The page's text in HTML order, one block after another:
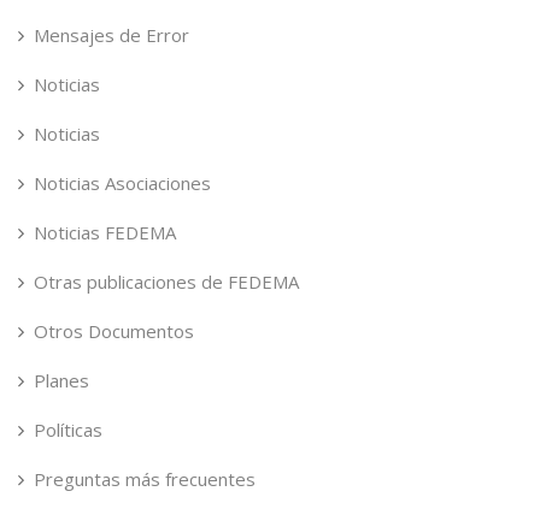
Mensajes de Error
Noticias
Noticias
Noticias Asociaciones
Noticias FEDEMA
Otras publicaciones de FEDEMA
Otros Documentos
Planes
Políticas
Preguntas más frecuentes